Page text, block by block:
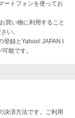
ートフォンを使ってお
買い物に利用すること
い。
録とYahoo! JAPAN I
能です。
決済方法です。ご利用